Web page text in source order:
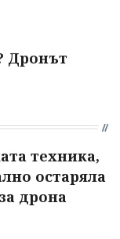
Дронът
техника,
остаряла
дрона